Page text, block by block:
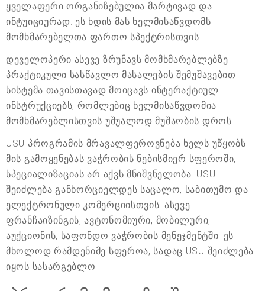
ყველაფერი ორგანიზებულია მარტივად და
ინტუიციურად. ეს ხდის მას ხელმისაწვდომს
მომხმარებელთა ფართო სპექტრისთვის.
დეველოპერი ასევე ზრუნავს მომხმარებლებზე
პრაქტიკული სასწავლო მასალების შემუშავებით.
სისტემა თავისთავად მოიცავს ინტერაქტიულ
ინსტრუქციებს, რომლებიც ხელმისაწვდომია
მომხმარებლისთვის უშუალოდ მუშაობის დროს.
USU პროგრამის მრავალფეროვნება ხელს უწყობს
მის გამოყენებას ვაჭრობის ნებისმიერ სფეროში,
სპეციალიზაციას არ აქვს მნიშვნელობა. USU
შეიძლება განხორციელდეს საცალო, საბითუმო და
ელექტრონული კომერციისთვის. ასევე
ფრანჩაიზინგის, ავტონომიური, მობილური,
აუქციონის, საფონდო ვაჭრობის მენეჯმენტში. ეს
მხოლოდ რამდენიმე სფეროა, სადაც USU შეიძლება
იყოს სასარგებლო.